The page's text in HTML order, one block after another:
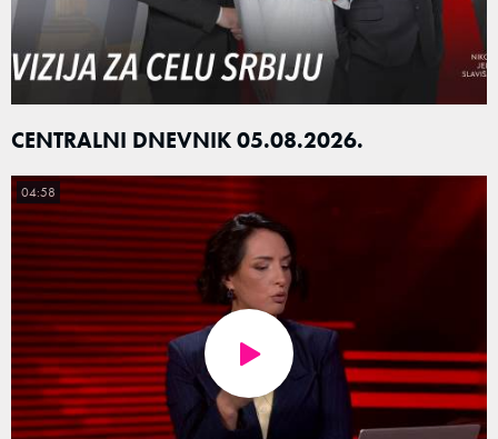
CENTRALNI DNEVNIK 05.08.2026.
04:58